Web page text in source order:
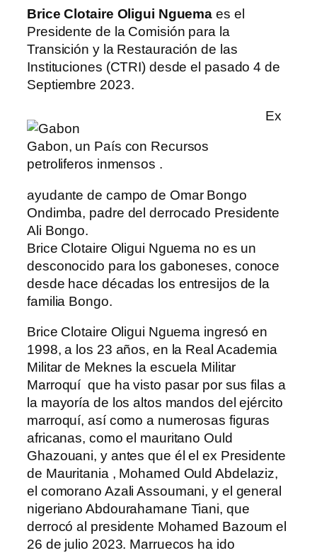
Brice Clotaire Oligui Nguema es el
Presidente de la Comisión para la
Transición y la Restauración de las
Instituciones (CTRI) desde el pasado 4 de
Septiembre 2023.
Gabon, un País con Recursos
petroliferos inmensos .
Ex
ayudante de campo de Omar Bongo
Ondimba, padre del derrocado Presidente
Ali Bongo.
Brice Clotaire Oligui Nguema no es un
desconocido para los gaboneses, conoce
desde hace décadas los entresijos de la
familia Bongo.
Brice Clotaire Oligui Nguema ingresó en
1998, a los 23 años, en la Real Academia
Militar de Meknes la escuela Militar
Marroquí que ha visto pasar por sus filas a
la mayoría de los altos mandos del ejército
marroquí, así como a numerosas figuras
africanas, como el mauritano Ould
Ghazouani, y antes que él el ex Presidente
de Mauritania , Mohamed Ould Abdelaziz,
el comorano Azali Assoumani, y el general
nigeriano Abdourahamane Tiani, que
derrocó al presidente Mohamed Bazoum el
26 de julio 2023. Marruecos ha ido